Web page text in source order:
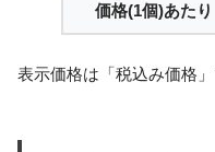
価格(1個)あたり
表示価格は「税込み価格